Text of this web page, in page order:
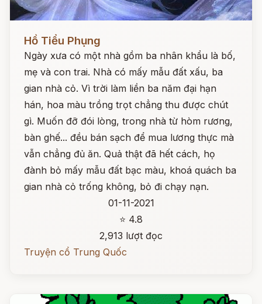
Đọc ngay
Hồ Tiểu Phụng
Ngày xưa có một nhà gồm ba nhân khẩu là bố,
mẹ và con trai. Nhà có mấy mẫu đất xấu, ba
gian nhà cỏ. Vì trời làm liền ba năm đại hạn
hán, hoa màu trồng trọt chẳng thu được chút
gì. Muốn đỡ đói lòng, trong nhà từ hòm rương,
bàn ghế... đều bán sạch để mua lương thực mà
vẫn chẳng đủ ăn. Quả thật đã hết cách, họ
đành bỏ mấy mẫu đất bạc màu, khoá quách ba
gian nhà cỏ trống không, bỏ đi chạy nạn.
01-11-2021
⭐ 4.8
2,913 lượt đọc
Truyện cổ Trung Quốc